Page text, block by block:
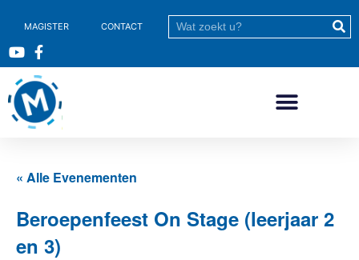
MAGISTER CONTACT
« Alle Evenementen
Beroepenfeest On Stage (leerjaar 2
en 3)